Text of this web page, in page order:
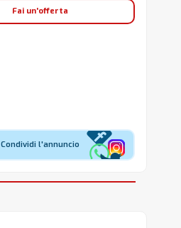
Fai un'offerta
Condividi l'annuncio